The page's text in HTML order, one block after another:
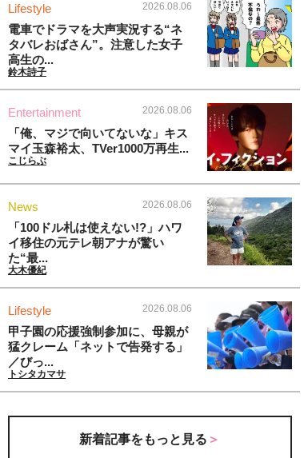
Lifestyle 2026.08.06
電車でドラマを大声実況する“ネ
タバレおばさん”。注意した女子
高生の...
鈴木詩子
Entertainment 2026.08.06
「俺、マジで向いてないな」キス
マイ玉森裕太、TVer1000万再生...
こじらぶ
News 2026.08.06
「100ドル札は使えない!?」ハワ
イ移住の元テレ朝アナが驚い
た“最...
大木優紀
Lifestyle 2026.08.06
甲子園の応援強制参加に、母親が
猛クレーム「ネットで告発する」
／びっ...
トシタカマサ
新着記事をもっと見る